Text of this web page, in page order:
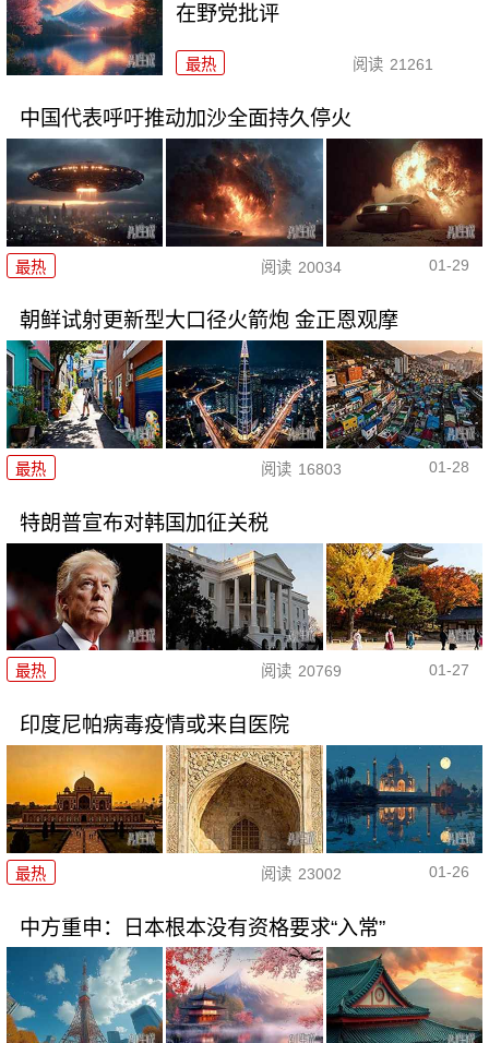
在野党批评
最热 阅读 21261
中国代表呼吁推动加沙全面持久停火
最热 阅读 20034 01-29
朝鲜试射更新型大口径火箭炮 金正恩观摩
最热 阅读 16803 01-28
特朗普宣布对韩国加征关税
最热 阅读 20769 01-27
印度尼帕病毒疫情或来自医院
最热 阅读 23002 01-26
中方重申：日本根本没有资格要求“入常”